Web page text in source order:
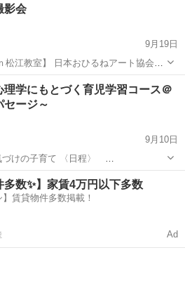
影会
9月19日
るねアート協会よ
「ハロウィン」をテーマに撮影会♪ お
まを撮影して頂きます。 撮影1組5分
理学にもとづく育児学習コース＠
ージ～
9月10日
育て 〈日程〉
19.11/26 全8回コース 〈時間〉 午前
すのきプラーザ 和室...
多数✨】家賃4万円以下多数
】賃貸物件多数掲載！
Ad